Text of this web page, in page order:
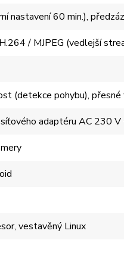
nastavení 60 min.),
/ MJPEG (vedlejší
(detekce pohybu), přesné
adaptéru AC 230
vestavěný Linux